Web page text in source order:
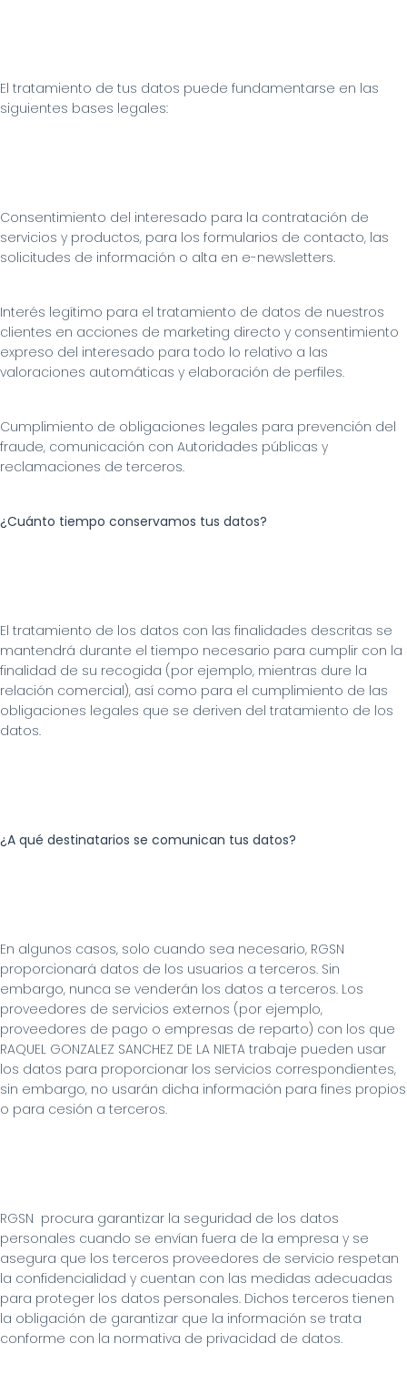
El tratamiento de tus datos puede fundamentarse en las
siguientes bases legales:
Consentimiento del interesado para la contratación de
servicios y productos, para los formularios de contacto, las
solicitudes de información o alta en e-newsletters.
Interés legítimo para el tratamiento de datos de nuestros
clientes en acciones de marketing directo y consentimiento
expreso del interesado para todo lo relativo a las
valoraciones automáticas y elaboración de perfiles.
Cumplimiento de obligaciones legales para prevención del
fraude, comunicación con Autoridades públicas y
reclamaciones de terceros.
¿Cuánto tiempo conservamos tus datos?
El tratamiento de los datos con las finalidades descritas se
mantendrá durante el tiempo necesario para cumplir con la
finalidad de su recogida (por ejemplo, mientras dure la
relación comercial), así como para el cumplimiento de las
obligaciones legales que se deriven del tratamiento de los
datos.
¿A qué destinatarios se comunican tus datos?
En algunos casos, solo cuando sea necesario, RGSN
proporcionará datos de los usuarios a terceros. Sin
embargo, nunca se venderán los datos a terceros. Los
proveedores de servicios externos (por ejemplo,
proveedores de pago o empresas de reparto) con los que
RAQUEL GONZALEZ SANCHEZ DE LA NIETA trabaje pueden usar
los datos para proporcionar los servicios correspondientes,
sin embargo, no usarán dicha información para fines propios
o para cesión a terceros.
RGSN  procura garantizar la seguridad de los datos
personales cuando se envían fuera de la empresa y se
asegura que los terceros proveedores de servicio respetan
la confidencialidad y cuentan con las medidas adecuadas
para proteger los datos personales. Dichos terceros tienen
la obligación de garantizar que la información se trata
conforme con la normativa de privacidad de datos.